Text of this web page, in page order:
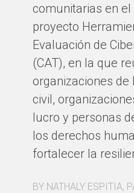
comunitarias en
proyecto
Evaluación de
(CAT), en la que
organizaciones de
civil,
lucro y personas
los derechos
fortalecer la
BY NATHALY ESPITIA,